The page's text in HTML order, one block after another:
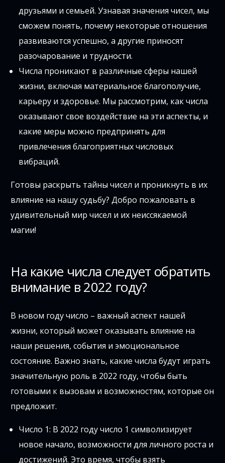
друзьями и семьей. Узнавая значения чисел, мы
сможем понять, почему некоторые отношения
развиваются успешно, а другие приносят
разочарование и трудности.
Числа проникают в различные сферы нашей
жизни, включая материальное благополучие,
карьеру и здоровье. Мы рассмотрим, как числа
оказывают свое воздействие на эти аспекты, и
какие меры можно предпринять для
привлечения благоприятных числовых
вибраций.
Готовы раскрыть тайны чисел и проникнуть в их
влияние на нашу судьбу? Добро пожаловать в
удивительный мир чисел и их неиссякаемой
магии!
На какие числа следует обратить
внимание в 2022 году?
В новом году число – важный аспект нашей
жизни, который может оказывать влияние на
наши решения, события и эмоциональное
состояние. Важно знать, какие числа будут играть
значительную роль в 2022 году, чтобы быть
готовыми к вызовам и возможностям, которые он
предложит.
Число 1: В 2022 году число 1 символизирует
новое начало, возможности для личного роста и
достижений. Это время, чтобы взять